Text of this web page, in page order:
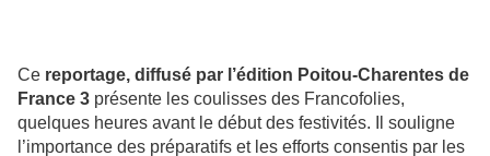
Ce reportage, diffusé par l’édition Poitou-Charentes de
France 3 présente les coulisses des Francofolies,
quelques heures avant le début des festivités. Il souligne
l’importance des préparatifs et les efforts consentis par les